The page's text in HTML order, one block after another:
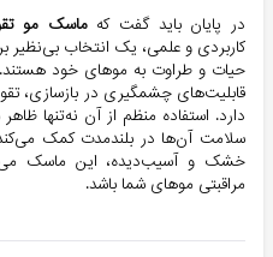
در پایان باید گفت کهماسک مو
کاربردی و علمی، یک انتخاب بی‌نظیر
حیات و طراوت به موهای خود هستند.
قابلیت‌های چشمگیری در بازسازی،
دارد. استفاده منظم از آن نه‌تنها
سلامت آن‌ها در بلندمدت کمک
خشک و آسیب‌دیده، این ماسک
مراقبتی موهای شما باشد.